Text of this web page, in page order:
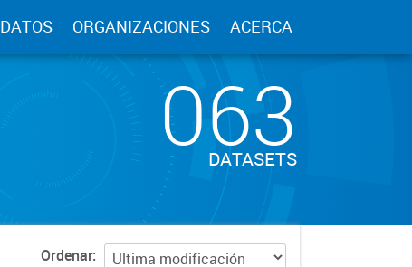
DATOS ORGANIZACIONES ACERCA
063
DATASETS
Ordenar